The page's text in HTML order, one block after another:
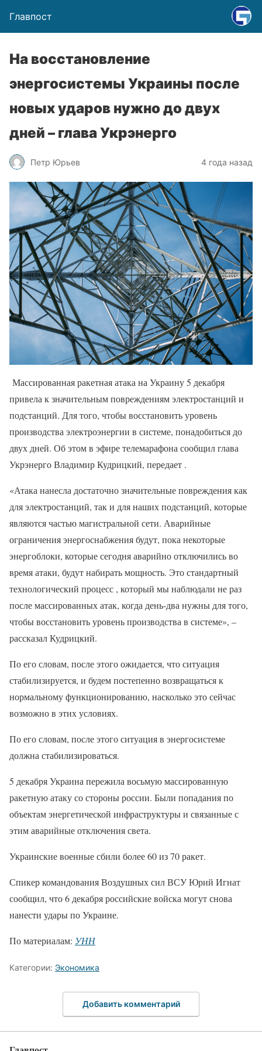
Главпост
На восстановление
энергосистемы Украины после
новых ударов нужно до двух
дней – глава Укрэнерго
Петр Юрьев 4 года назад
Массированная ракетная атака на Украину 5 декабря
привела к значительным повреждениям электростанций и
подстанций. Для того, чтобы восстановить уровень
производства электроэнергии в системе, понадобиться до
двух дней. Об этом в эфире телемарафона сообщил глава
Укрэнерго Владимир Кудрицкий, передает .
«Атака нанесла достаточно значительные повреждения как
для электростанций, так и для наших подстанций, которые
являются частью магистральной сети. Аварийные
ограничения энергоснабжения будут, пока некоторые
энергоблоки, которые сегодня аварийно отключились во
время атаки, будут набирать мощность. Это стандартный
технологический процесс , который мы наблюдали не раз
после массированных атак, когда день-два нужны для того,
чтобы восстановить уровень производства в системе», –
рассказал Кудрицкий.
По его словам, после этого ожидается, что ситуация
стабилизируется, и будем постепенно возвращаться к
нормальному функционированию, насколько это сейчас
возможно в этих условиях.
По его словам, после этого ситуация в энергосистеме
должна стабилизироваться.
5 декабря Украина пережила восьмую массированную
ракетную атаку со стороны россии. Были попадания по
объектам энергетической инфраструктуры и связанные с
этим аварийные отключения света.
Украинские военные сбили более 60 из 70 ракет.
Спикер командования Воздушных сил ВСУ Юрий Игнат
сообщил, что 6 декабря российские войска могут снова
нанести удары по Украине.
По материалам: УНН
Категории: Экономика
Добавить комментарий